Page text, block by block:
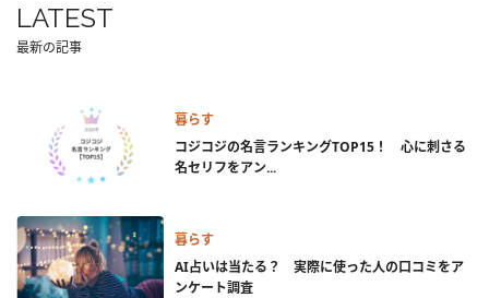
LATEST
最新の記事
暮らす
コジコジの名言ランキングTOP15！ 心に刺さる
名セリフをアン...
暮らす
AI占いは当たる？ 実際に使った人の口コミをア
ンケート調査